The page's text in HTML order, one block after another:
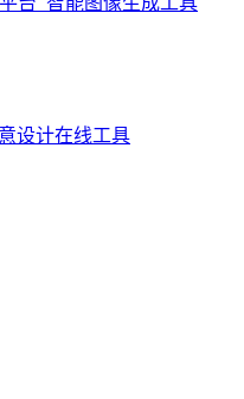
设计在线工具